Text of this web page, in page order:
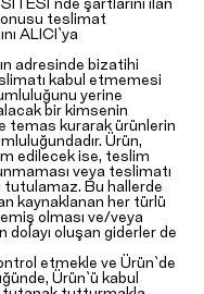
şartlarını ilan
teslimat
ALICI`ya
adresinde bizatihi
kabul etmemesi
yerine
bir kimsenin
temas kurarak ürünlerin
Ürün,
edilecek ise, teslim
veya teslimatı
Bu hallerde
kaynaklanan her türlü
olması ve/veya
dolayı oluşan giderler de
etmekle ve Ürün`de
Ürün`ü kabul